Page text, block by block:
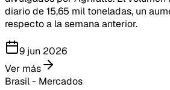
diario de 15,65 mil toneladas, un
respecto a la semana anterior.
9 jun 2026
Ver más
Brasil - Mercados